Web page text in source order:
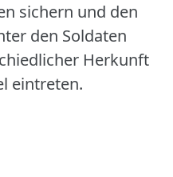
sichern und den
den Soldaten
Herkunft
eintreten.